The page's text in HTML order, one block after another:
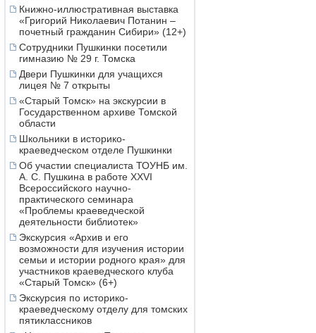
Книжно-иллюстративная выставка
«Григорий Николаевич Потанин –
почетный гражданин Сибири» (12+)
Сотрудники Пушкинки посетили
гимназию № 29 г. Томска
Двери Пушкинки для учащихся
лицея № 7 открыты
«Старый Томск» на экскурсии в
Государственном архиве Томской
области
Школьники в историко-
краеведческом отделе Пушкинки
Об участии специалиста ТОУНБ им.
А. С. Пушкина в работе XXVI
Всероссийского научно-
практического семинара
«Проблемы краеведческой
деятельности библиотек»
Экскурсия «Архив и его
возможности для изучения истории
семьи и истории родного края» для
участников краеведческого клуба
«Старый Томск» (6+)
Экскурсия по историко-
краеведческому отделу для томских
пятиклассников